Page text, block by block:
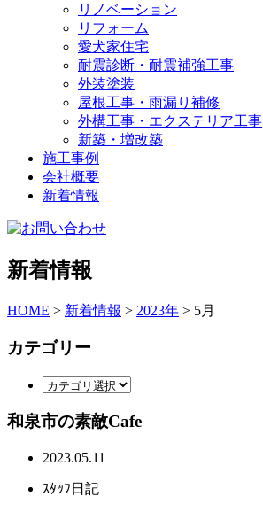
リノベーション
リフォーム
愛犬家住宅
耐震診断・耐震補強工事
外装塗装
屋根工事・雨漏り補修
外構工事・エクステリア工事
新築・増改築
施工事例
会社概要
新着情報
新着情報
HOME > 新着情報 > 2023年 > 5月
カテゴリー
和泉市の素敵Cafe
2023.05.11
ｽﾀｯﾌ日記